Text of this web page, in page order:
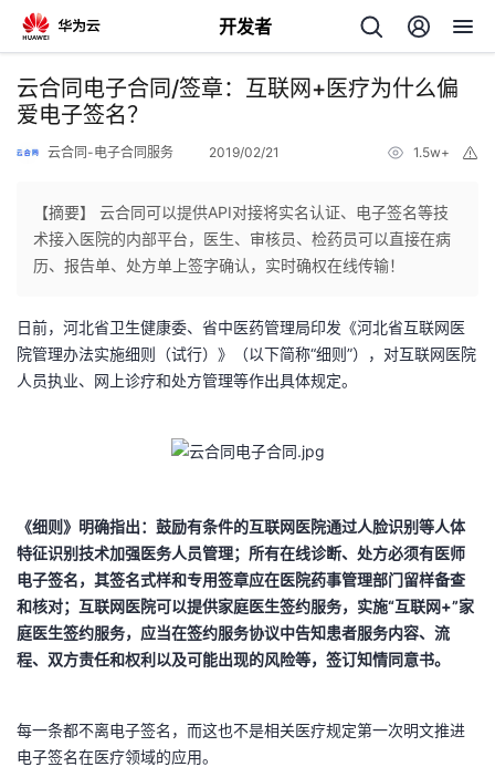
开发者
返
回
个
人
主
我
的
者
我
的
客
我
论
的
我
云合同电子合同/签章：互联网+医疗为什么偏
爱电子签名？
云合同-电子合同服务 2019/02/21 1.5w+
【摘要】 云合同可以提供API对接将实名认证、电子签名等技
术接入医院的内部平台，医生、审核员、检药员可以直接在病
历、报告单、处方单上签字确认，实时确权在线传输！
日前，河北省卫生健康委、省中医药管理局印发《河北省互联网医
院管理办法实施细则（试行）》（以下简称“细则”），对互联网医院
人员执业、网上诊疗和处方管理等作出具体规定。
《细则》明确指出：鼓励有条件的互联网医院通过人脸识别等人体
特征识别技术加强医务人员管理；所有在线诊断、处方必须有医师
电子签名，其签名式样和专用签章应在医院药事管理部门留样备查
和核对；互联网医院可以提供家庭医生签约服务，实施“互联网+”家
庭医生签约服务，应当在签约服务协议中告知患者服务内容、流
程、双方责任和权利以及可能出现的风险等，签订知情同意书。
每一条都不离电子签名，而这也不是相关医疗规定第一次明文推进
电子签名在医疗领域的应用。